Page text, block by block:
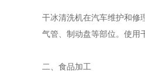
干冰清洗机在汽车维护和修
气管、制动盘等部位。使用
二、食品加工